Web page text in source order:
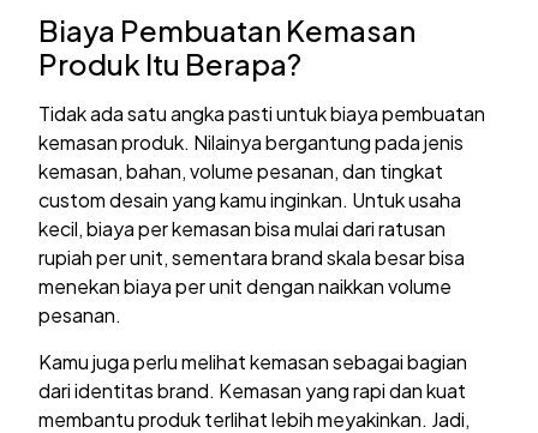
Biaya Pembuatan Kemasan
Produk Itu Berapa?
Tidak ada satu angka pasti untuk biaya pembuatan
kemasan produk. Nilainya bergantung pada jenis
kemasan, bahan, volume pesanan, dan tingkat
custom desain yang kamu inginkan. Untuk usaha
kecil, biaya per kemasan bisa mulai dari ratusan
rupiah per unit, sementara brand skala besar bisa
menekan biaya per unit dengan naikkan volume
pesanan.
Kamu juga perlu melihat kemasan sebagai bagian
dari identitas brand. Kemasan yang rapi dan kuat
membantu produk terlihat lebih meyakinkan. Jadi,